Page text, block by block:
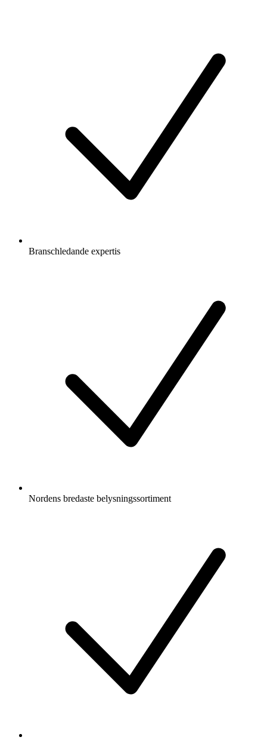
Branschledande expertis
Nordens bredaste belysningssortiment